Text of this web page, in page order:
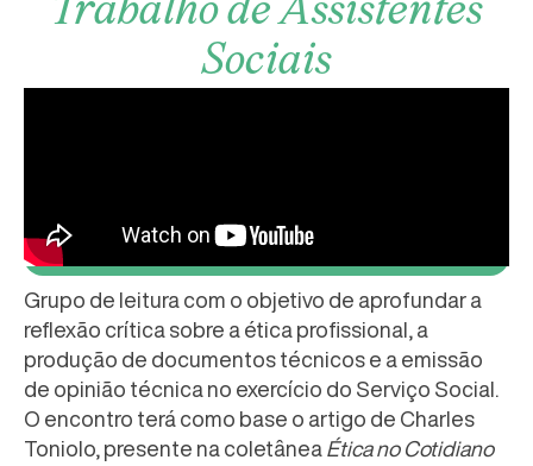
Trabalho de Assistentes
Sociais
Grupo de leitura com o objetivo de aprofundar a
reflexão crítica sobre a ética profissional, a
produção de documentos técnicos e a emissão
de opinião técnica no exercício do Serviço Social.
O encontro terá como base o artigo de Charles
Toniolo, presente na coletânea Ética no Cotidiano